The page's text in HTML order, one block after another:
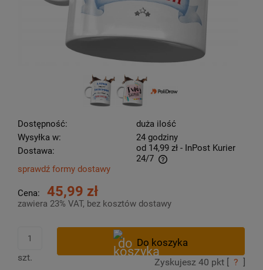
Dostępność:
duża ilość
Wysyłka w:
24 godziny
Dostawa:
od 14,99 zł - InPost Kurier
24/7
Cena nie zawiera ewentualnych kosztów płatności
sprawdź formy dostawy
Cena: 45,99 zł
zawiera 23% VAT, bez kosztów dostawy
szt. Zyskujesz 40 pkt [ ? ]